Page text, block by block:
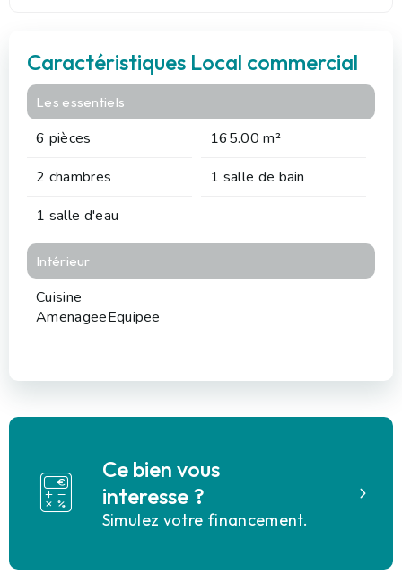
Caractéristiques Local commercial
Les essentiels
6 pièces
165.00 m²
2 chambres
1 salle de bain
1 salle d'eau
Intérieur
Cuisine
AmenageeEquipee
Ce bien vous
interesse ?
Simulez votre financement.